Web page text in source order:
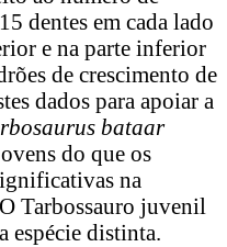
dentes em cada lado
e na parte inferior
de crescimento de
dados para apoiar a
bataar
do que os
na
Tarbossauro juvenil
espécie distinta.